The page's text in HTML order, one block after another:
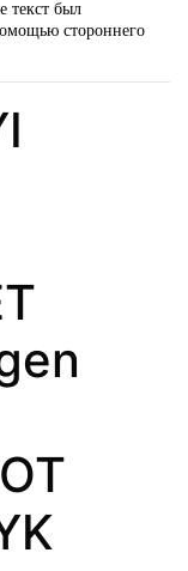
текст был
стороннего